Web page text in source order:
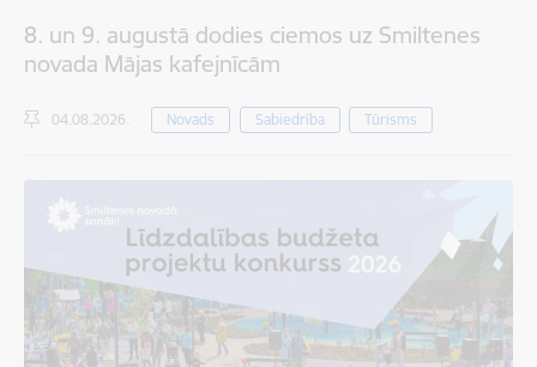
8. un 9. augustā dodies ciemos uz Smiltenes
novada Mājas kafejnīcām
04.08.2026. Novads Sabiedrība Tūrisms